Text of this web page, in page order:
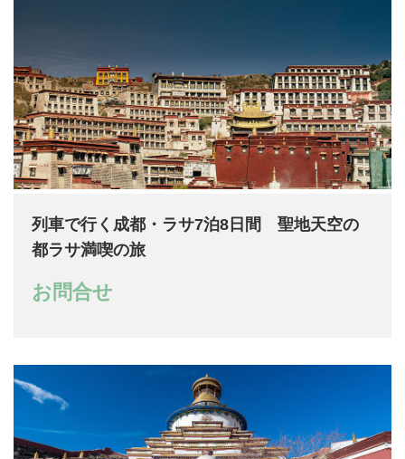
列車で行く成都・ラサ7泊8日間 聖地天空の
都ラサ満喫の旅
お問合せ